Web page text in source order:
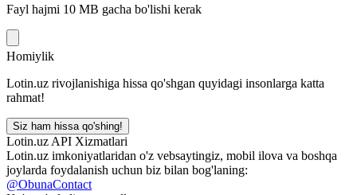
Fayl hajmi 10 MB gacha bo'lishi kerak
Homiylik
Lotin.uz rivojlanishiga hissa qo'shgan quyidagi insonlarga katta
rahmat!
Siz ham hissa qo'shing!
Lotin.uz API Xizmatlari
Lotin.uz imkoniyatlaridan o'z vebsaytingiz, mobil ilova va boshqa
joylarda foydalanish uchun biz bilan bog'laning:
@ObunaContact